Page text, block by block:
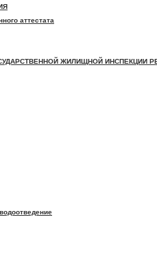
аттестата
ЖИЛИЩНОЙ ИНСПЕКЦИИ